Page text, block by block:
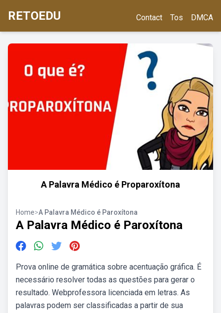
RETOEDU Contact Tos DMCA
A Palavra Médico é Proparoxítona
Home>A Palavra Médico é Paroxítona
A Palavra Médico é Paroxítona
Prova online de gramática sobre acentuação gráfica. É
necessário resolver todas as questões para gerar o
resultado. Webprofessora licenciada em letras. As
palavras podem ser classificadas a partir de sua